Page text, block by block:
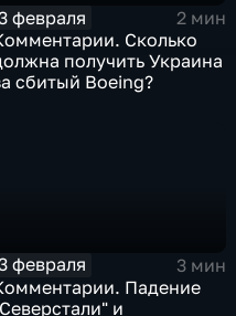
февраля
2 мин
Сколько
получить Украина
сбитый Boeing?
февраля
3 мин
Падение
и